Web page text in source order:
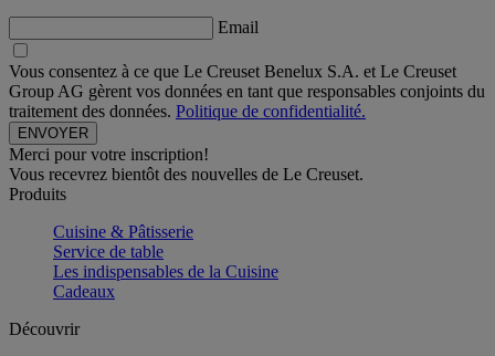
Email
Vous consentez à ce que Le Creuset Benelux S.A. et Le Creuset
Group AG gèrent vos données en tant que responsables conjoints du
traitement des données. Politique de confidentialité.
Merci pour votre inscription!
Vous recevrez bientôt des nouvelles de Le Creuset.
Produits
Cuisine & Pâtisserie
Service de table
Les indispensables de la Cuisine
Cadeaux
Découvrir